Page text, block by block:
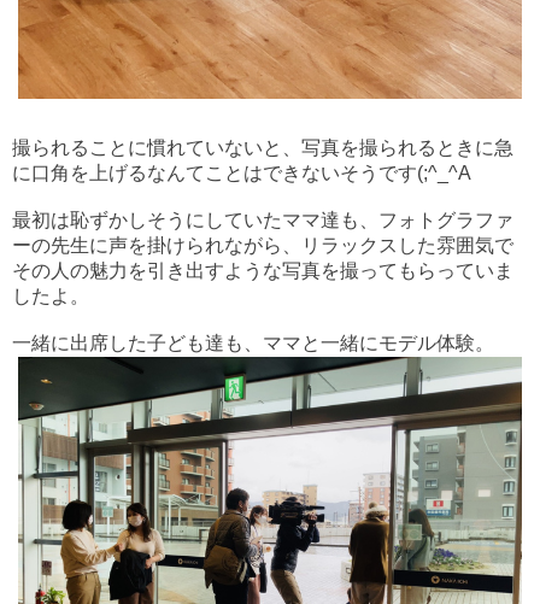
撮られることに慣れていないと、写真を撮られるときに急
に口角を上げるなんてことはできないそうです(;^_^A
最初は恥ずかしそうにしていたママ達も、フォトグラファ
ーの先生に声を掛けられながら、リラックスした雰囲気で
その人の魅力を引き出すような写真を撮ってもらっていま
したよ。
一緒に出席した子ども達も、ママと一緒にモデル体験。